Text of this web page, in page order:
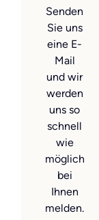
Senden
Sie uns
eine E-
Mail
und wir
werden
uns so
schnell
wie
möglich
bei
Ihnen
melden.